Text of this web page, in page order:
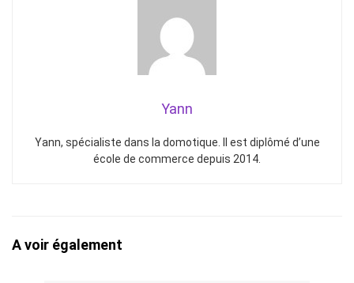
Yann
Yann, spécialiste dans la domotique. Il est diplômé d’une
école de commerce depuis 2014.
A voir également